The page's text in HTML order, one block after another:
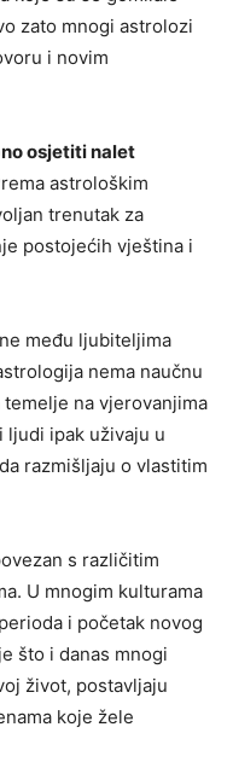
zato mnogi astrolozi
i novim
osjetiti nalet
astrološkim
trenutak za
postojećih vještina i
među ljubiteljima
nema naučnu
na vjerovanjima
ljudi ipak uživaju u
razmišljaju o vlastitim
s različitim
U mnogim kulturama
i početak novog
što i danas mnogi
život, postavljaju
koje žele